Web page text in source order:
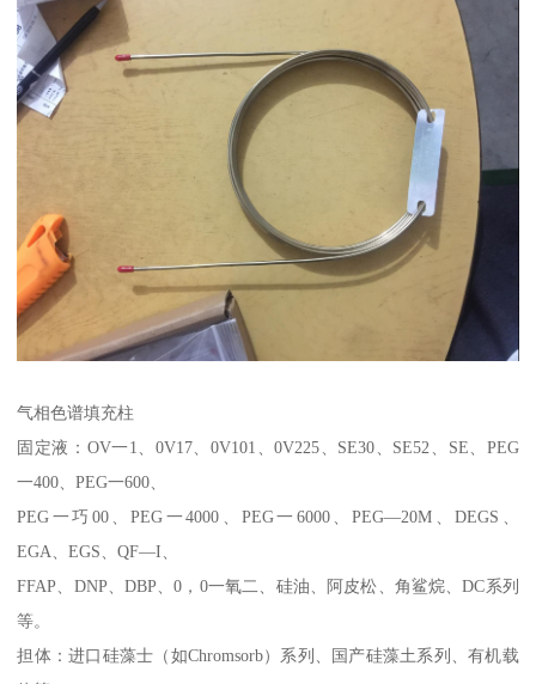
气相色谱填充柱
固定液：OV一1、0V17、0V101、0V225、SE30、SE52、SE、PEG
一400、PEG一600、
PEG一巧00、PEG一4000、PEG一6000、PEG—20M、DEGS、
EGA、EGS、QF—I、
FFAP、DNP、DBP、0，0一氧二、硅油、阿皮松、角鲨烷、DC系列
等。
担体：进口硅藻士（如Chromsorb）系列、国产硅藻土系列、有机载